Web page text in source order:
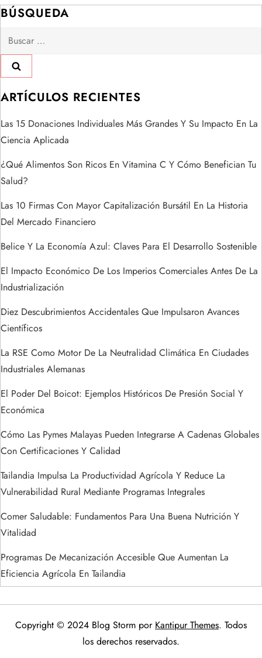
a
c
i
ó
n
d
e
e
n
t
r
a
d
a
s
BÚSQUEDA
Buscar:
ARTÍCULOS RECIENTES
Las 15 Donaciones Individuales Más Grandes Y Su Impacto En La
Ciencia Aplicada
¿Qué Alimentos Son Ricos En Vitamina C Y Cómo Benefician Tu
Salud?
Las 10 Firmas Con Mayor Capitalización Bursátil En La Historia
Del Mercado Financiero
Belice Y La Economía Azul: Claves Para El Desarrollo Sostenible
El Impacto Económico De Los Imperios Comerciales Antes De La
Industrialización
Diez Descubrimientos Accidentales Que Impulsaron Avances
Científicos
La RSE Como Motor De La Neutralidad Climática En Ciudades
Industriales Alemanas
El Poder Del Boicot: Ejemplos Históricos De Presión Social Y
Económica
Cómo Las Pymes Malayas Pueden Integrarse A Cadenas Globales
Con Certificaciones Y Calidad
Tailandia Impulsa La Productividad Agrícola Y Reduce La
Vulnerabilidad Rural Mediante Programas Integrales
Comer Saludable: Fundamentos Para Una Buena Nutrición Y
Vitalidad
Programas De Mecanización Accesible Que Aumentan La
Eficiencia Agrícola En Tailandia
Copyright © 2024 Blog Storm por Kantipur Themes. Todos
los derechos reservados.